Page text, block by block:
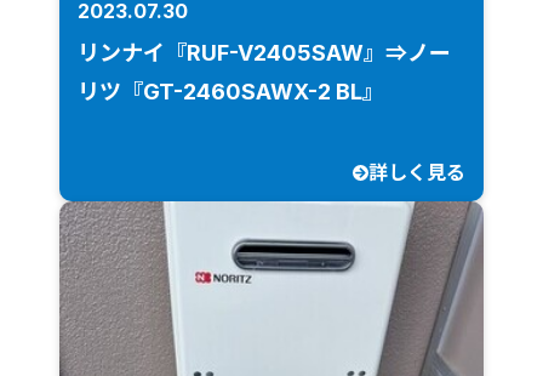
2023.07.30
リンナイ『RUF-V2405SAW』⇒ノー
リツ『GT-2460SAWX-2 BL』
詳しく見る